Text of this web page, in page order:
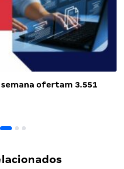
ofertam 3.551